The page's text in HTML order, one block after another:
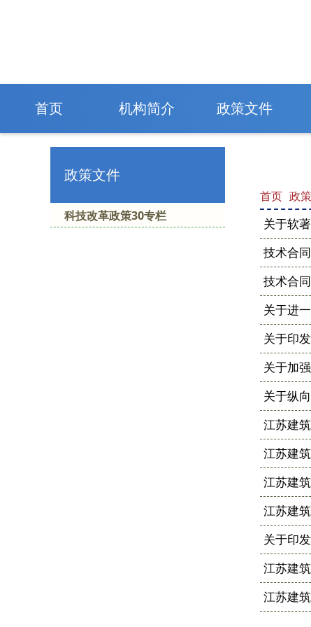
首页 机构简介 政策文件
政策文件
科技改革政策30专栏
首页 政
关于软
技术合
技术合
关于进
关于印
关于加
关于纵
江苏建
江苏建
江苏建
江苏建
关于印
江苏建
江苏建